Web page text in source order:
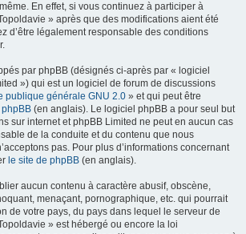
En effet, si vous continuez à participer à
» après que des modifications aient été
d’être légalement responsable des conditions
par phpBB (désignés ci-après par « logiciel
») qui est un logiciel de forum de discussions
publique générale GNU 2.0 » et qui peut être
phpBB (en anglais). Le logiciel phpBB a pour seul but
sur internet et phpBB Limited ne peut en aucun cas
de la conduite et du contenu que nous
pas. Pour plus d’informations concernant
le site de phpBB (en anglais).
aucun contenu à caractère abusif, obscène,
menaçant, pornographique, etc. qui pourrait
de votre pays, du pays dans lequel le serveur de
» est hébergé ou encore la loi